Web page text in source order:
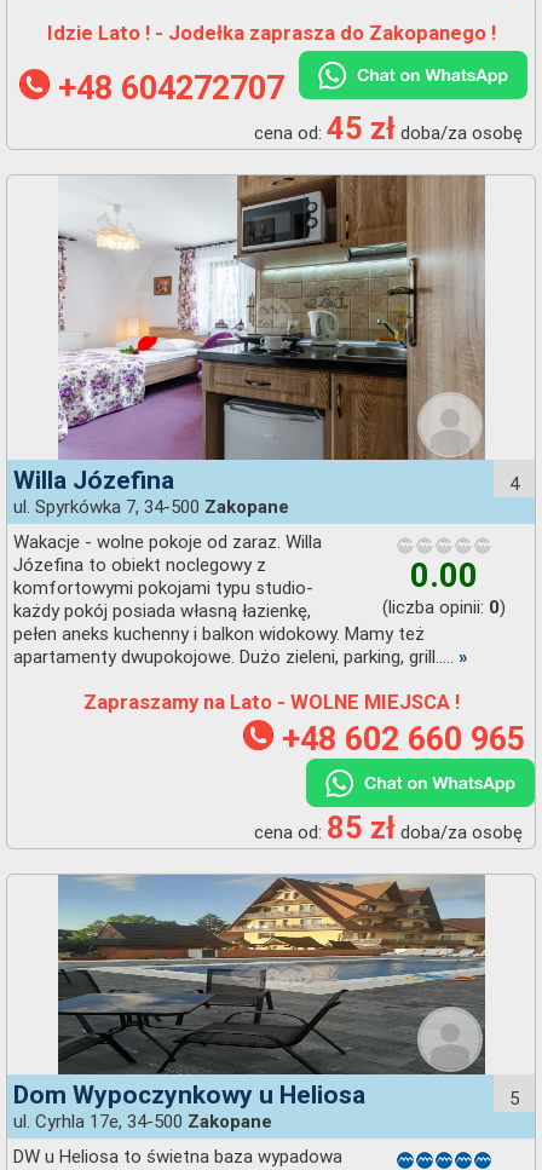
Idzie Lato ! - Jodełka zaprasza do Zakopanego !
+48 604272707
cena od: 45 zł doba/za osobę
4
Willa Józefina
ul. Spyrkówka 7, 34-500 Zakopane
0.00
(liczba opinii: 0)
Wakacje - wolne pokoje od zaraz. Willa
Józefina to obiekt noclegowy z
komfortowymi pokojami typu studio-
każdy pokój posiada własną łazienkę,
pełen aneks kuchenny i balkon widokowy. Mamy też
apartamenty dwupokojowe. Dużo zieleni, parking, grill..... »
Zapraszamy na Lato - WOLNE MIEJSCA !
+48 602 660 965
cena od: 85 zł doba/za osobę
5
Dom Wypoczynkowy u Heliosa
ul. Cyrhla 17e, 34-500 Zakopane
DW u Heliosa to świetna baza wypadowa